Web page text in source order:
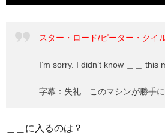
スター・ロード/ピーター・クイ
I’m sorry. I didn’t know ＿＿ this
字幕：失礼 このマシンが勝手
＿＿に入るのは？